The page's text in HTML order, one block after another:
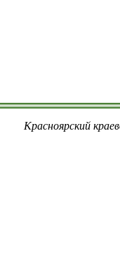
Красноярский